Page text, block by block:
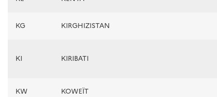
KG KIRGHIZISTAN
KI KIRIBATI
KW KOWEÏT